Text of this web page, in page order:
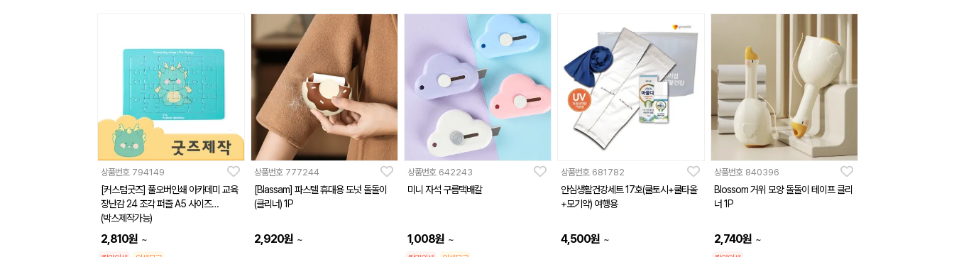
상품번호 794149
[커스텀굿즈] 풀오버인쇄 아카데미 교육
장난감 24 조각 퍼즐 A5 사이즈
(박스제작가능)
2,810원 ~
상품번호 777244
[Blassam] 파스텔 휴대용 도넛 돌돌이
(클리너) 1P
2,920원 ~
상품번호 642243
미니 자석 구름택배칼
1,008원 ~
상품번호 681782
안심생활건강세트 17호(쿨토시+쿨타올
+모기약) 여행용
4,500원 ~
상품번호 840396
Blossom 거위 모양 돌돌이 테이프 클리
너 1P
2,740원 ~